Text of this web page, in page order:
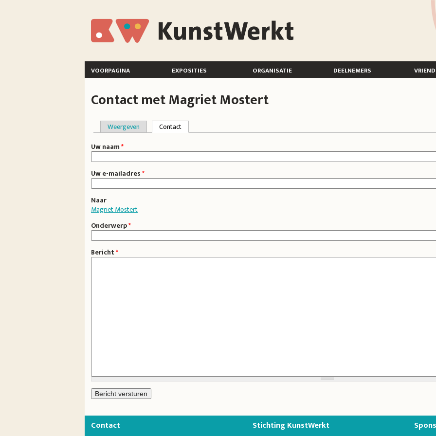
KunstWerkt
voorpagina exposities organisatie deelnemers
Contact met Magriet Mostert
Primaire tabs
Weergeven Contact
Uw naam*
Uw e-mailadres*
Naar
Magriet Mostert
Onderwerp*
Bericht*
Contact Stichting KunstWerkt